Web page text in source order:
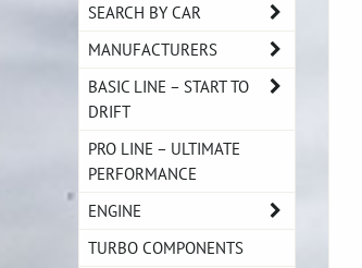
SEARCH BY CAR
MANUFACTURERS
BASIC LINE – START TO
DRIFT
PRO LINE – ULTIMATE
PERFORMANCE
ENGINE
TURBO COMPONENTS